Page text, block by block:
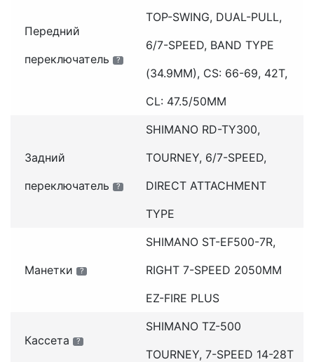
Передний
переключатель
?
TOP-SWING, DUAL-PULL,
6/7-SPEED, BAND TYPE
(34.9MM), CS: 66-69, 42T,
CL: 47.5/50MM
Задний
переключатель
?
SHIMANO RD-TY300,
TOURNEY, 6/7-SPEED,
DIRECT ATTACHMENT
TYPE
Манетки ?
SHIMANO ST-EF500-7R,
RIGHT 7-SPEED 2050MM
EZ-FIRE PLUS
Кассета ?
SHIMANO TZ-500
TOURNEY, 7-SPEED 14-28T